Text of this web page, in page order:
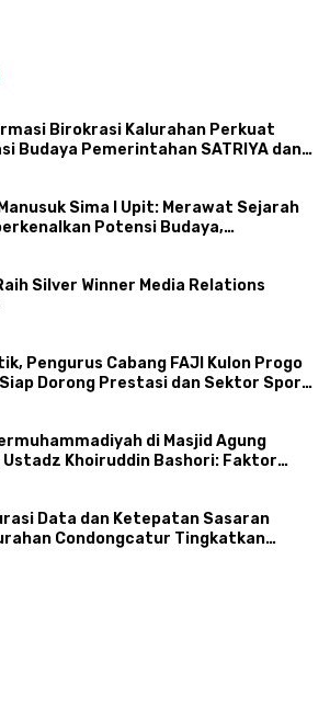
Birokrasi Kalurahan Perkuat
Budaya Pemerintahan SATRIYA dan
Sima I Upit: Merawat Sejarah
Potensi Budaya,
Silver Winner Media Relations
Pengurus Cabang FAJI Kulon Progo
Dorong Prestasi dan Sektor Sport
di Masjid Agung
Ustadz Khoiruddin Bashori: Faktor
Data dan Ketepatan Sasaran
Condongcatur Tingkatkan